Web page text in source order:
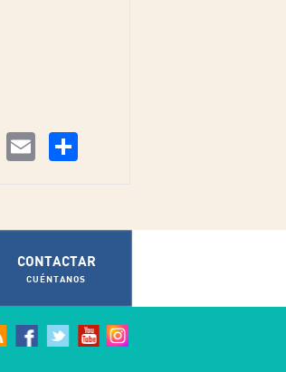
Twitter Email
CONTACTAR
CUÉNTANOS